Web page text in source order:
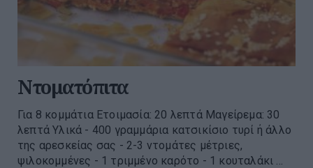
Ντοματόπιτα
Για 8 κομμάτια Ετοιμασία: 20 λεπτά Μαγείρεμα: 30
λεπτά Υλικά - 400 γραμμάρια κατσικίσιο τυρί ή άλλο
της αρεσκείας σας - 2-3 ντομάτες μέτριες,
ψιλοκομμένες - 1 τριμμένο καρότο - 1 κουταλάκι ...